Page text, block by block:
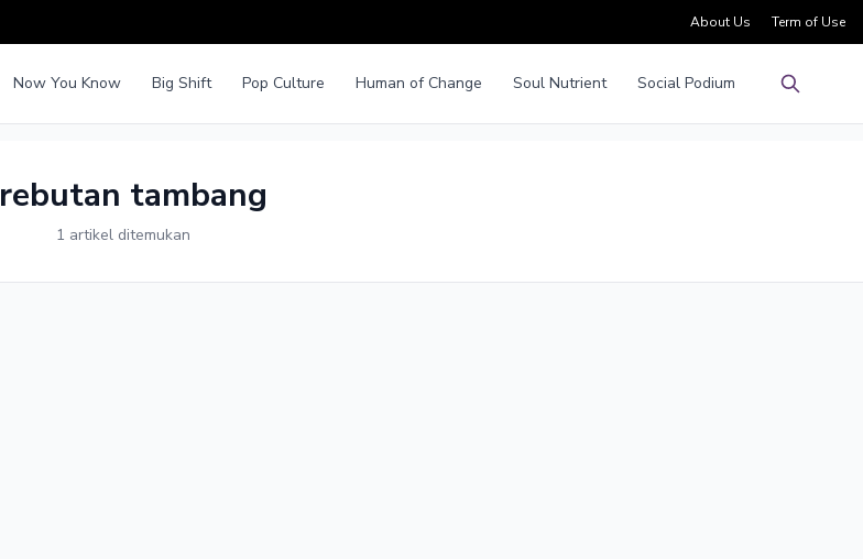
About Us Term of Use
Now You Know Big Shift Pop Culture Human of Change Soul Nutrient
Social Podium
rebutan tambang
1 artikel ditemukan